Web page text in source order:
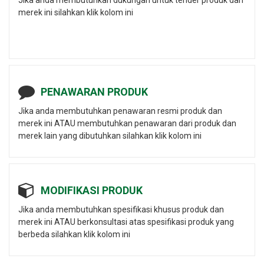
merek ini silahkan klik kolom ini
PENAWARAN PRODUK
Jika anda membutuhkan penawaran resmi produk dan
merek ini ATAU membutuhkan penawaran dari produk dan
merek lain yang dibutuhkan silahkan klik kolom ini
MODIFIKASI PRODUK
Jika anda membutuhkan spesifikasi khusus produk dan
merek ini ATAU berkonsultasi atas spesifikasi produk yang
berbeda silahkan klik kolom ini